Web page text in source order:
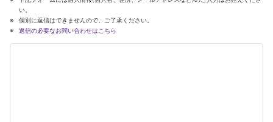
い。
個別に返信はできませんので、ご了承ください。
返信の必要なお問い合わせはこちら